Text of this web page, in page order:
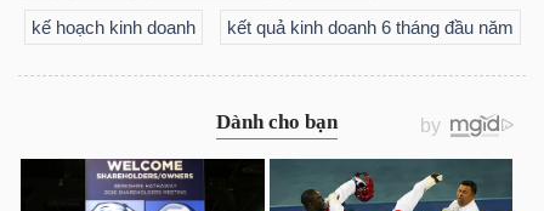
kế hoạch kinh doanh kết quả kinh doanh 6 tháng đầu năm
CÔNG
NGHỆ